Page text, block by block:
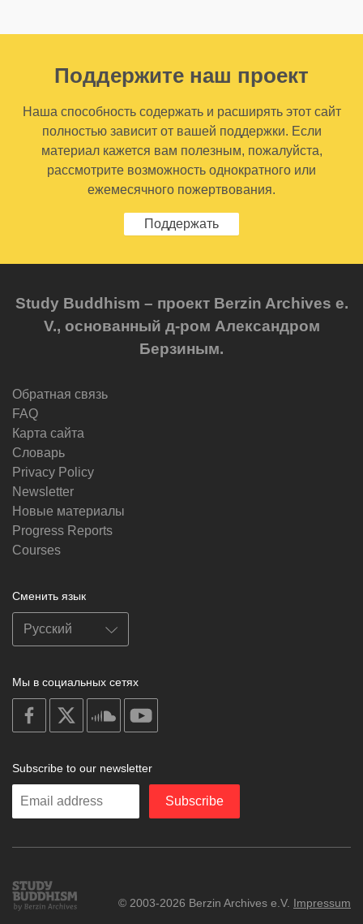
Поддержите наш проект
Наша способность содержать и расширять этот сайт
полностью зависит от вашей поддержки. Если
материал кажется вам полезным, пожалуйста,
рассмотрите возможность однократного или
ежемесячного пожертвования.
Поддержать
Study Buddhism – проект Berzin Archives e.
V., основанный д-ром Александром
Берзиным.
Обратная связь
FAQ
Карта сайта
Словарь
Privacy Policy
Newsletter
Новые материалы
Progress Reports
Courses
Сменить язык
Мы в социальных сетях
on
facebook
soundcloud
Subscribe to our newsletter
Enter
Subscribe
Study
Buddhism
© 2003-2026 Berzin Archives e.V. Impressum